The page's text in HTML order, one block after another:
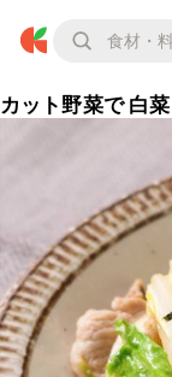
カット野菜で 白